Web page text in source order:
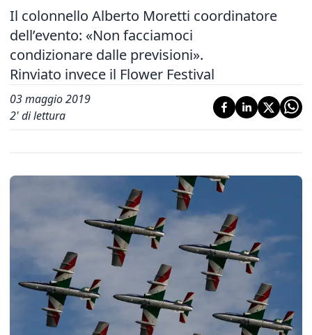
Il colonnello Alberto Moretti coordinatore
dell’evento: «Non facciamoci
condizionare dalle previsioni».
Rinviato invece il Flower Festival
03 maggio 2019
2' di lettura